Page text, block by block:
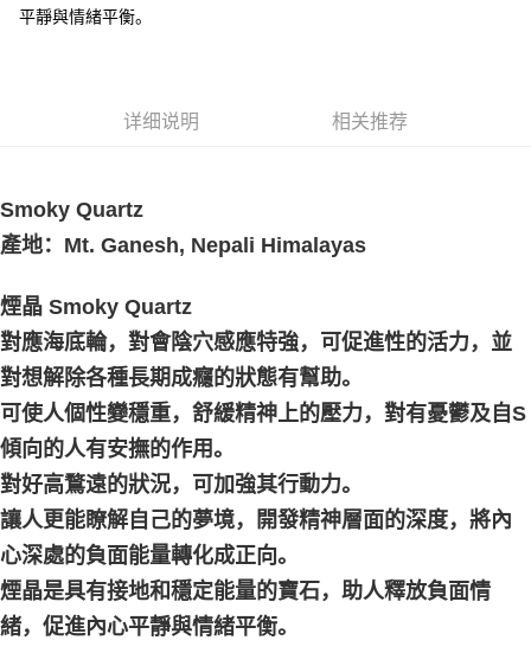
賣家宅配幫您送（台灣）
每笔NT$80，满NT$3,000(含以上)免运费
免运费
平靜與情緒平衡。
详细说明 相关推荐
Smoky Quartz
產地：Mt. Ganesh, Nepali Himalayas
煙晶 Smoky Quartz
對應海底輪，對會陰穴感應特強，可促進性的活力，並
對想解除各種長期成癮的狀態有幫助。
可使人個性變穩重，舒緩精神上的壓力，對有憂鬱及自S
傾向的人有安撫的作用。
對好高鶩遠的狀況，可加強其行動力。
讓人更能瞭解自己的夢境，開發精神層面的深度，將內
心深處的負面能量轉化成正向。
煙晶是具有接地和穩定能量的寶石，助人釋放負面情
緒，促進內心平靜與情緒平衡。